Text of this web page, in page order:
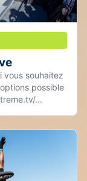
vous souhaitez
possible
...